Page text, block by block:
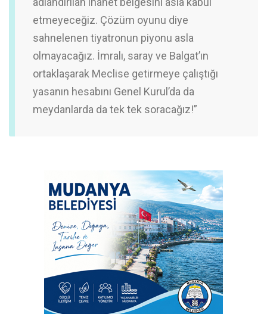
etmeyeceğiz. Çözüm oyunu diye
sahnelenen tiyatronun piyonu asla
olmayacağız. İmralı, saray ve Balgat’ın
ortaklaşarak Meclise getirmeye çalıştığı
yasanın hesabını Genel Kurul’da da
meydanlarda da tek tek soracağız!”